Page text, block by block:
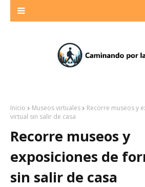
Inicio Museos virtuales
Recorre museos y
virtual sin salir de casa
Recorre museos y
exposiciones de
sin salir de casa